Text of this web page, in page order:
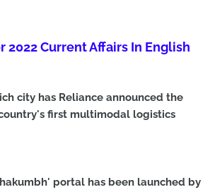
2022 Current Affairs In English
city has Reliance announced the
first multimodal logistics
portal has been launched by